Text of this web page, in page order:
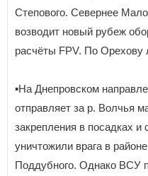
Степового. Севернее
возводит новый рубеж
расчёты FPV. По Орехову
▪️На Днепровском
отправляет за р. Волчья
закрепления в посадках
уничтожили врага в
Поддубного. Однако ВСУ